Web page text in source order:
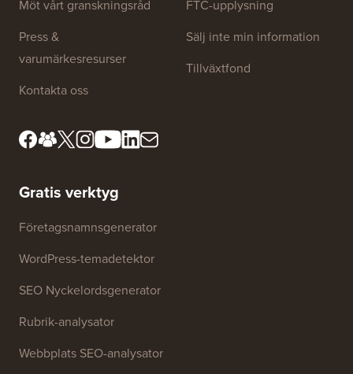
Möt vårt granskningsråd
Press &
varumärkesresurser
Kontakta oss
FTC-upplysning
Sälj inte min information
Tillväxtfond
Gratis verktyg
Företagsnamnsgenerator
WordPress-temadetektor
SEO Nyckelordsgenerator
Rubrik-analysator
Webbplats SEO-analysator